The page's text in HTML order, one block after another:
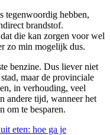
tegenwoordig hebben,
brandstof.
die kan zorgen voor wel
zo min mogelijk dus.
benzine. Dus liever niet
maar de provinciale
in verhouding, veel
andere tijd, wanneer het
om te besparen.
eten: hoe ga je